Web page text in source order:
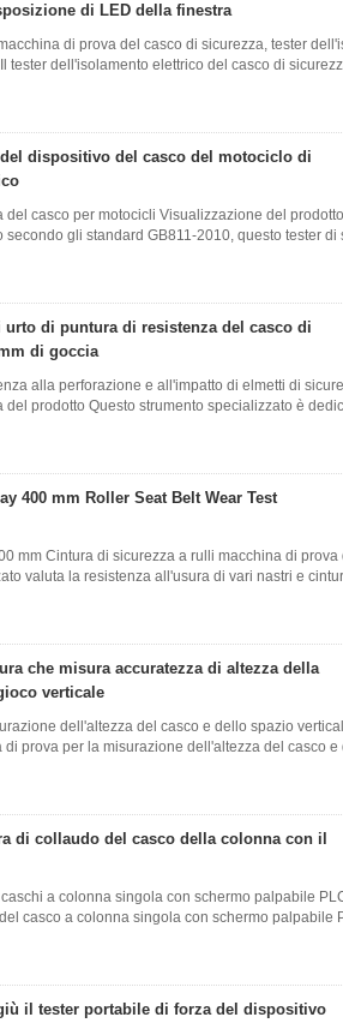
di LED della finestra
di prova del casco di sicurezza, tester
tester dell'isolamento elettrico del casco di
dispositivo del casco del motociclo di
casco per motocicli Visualizzazione del
gli standard GB811-2010, questo tester di
di puntura di resistenza del casco di
di goccia
alla perforazione e all'impatto di elmetti di
prodotto Questo strumento specializzato è
400 mm Roller Seat Belt Wear Test
mm Cintura di sicurezza a rulli macchina di prova
valuta la resistenza all'usura di vari nastri e
che misura accuratezza di altezza della
verticale
dell'altezza del casco e dello spazio
prova per la misurazione dell'altezza del casco
di collaudo del casco della colonna con il
a colonna singola con schermo palpabile
casco a colonna singola con schermo palpabile
il tester portabile di forza del dispositivo